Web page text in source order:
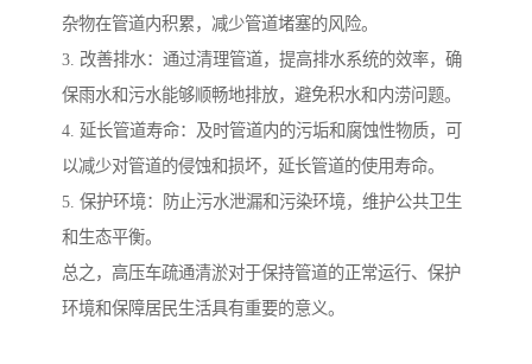
杂物在管道内积累，减少管道堵塞的风险。
3. 改善排水：通过清理管道，提高排水系统的效率，确
保雨水和污水能够顺畅地排放，避免积水和内涝问题。
4. 延长管道寿命：及时管道内的污垢和腐蚀性物质，可
以减少对管道的侵蚀和损坏，延长管道的使用寿命。
5. 保护环境：防止污水泄漏和污染环境，维护公共卫生
和生态平衡。
总之，高压车疏通清淤对于保持管道的正常运行、保护
环境和保障居民生活具有重要的意义。